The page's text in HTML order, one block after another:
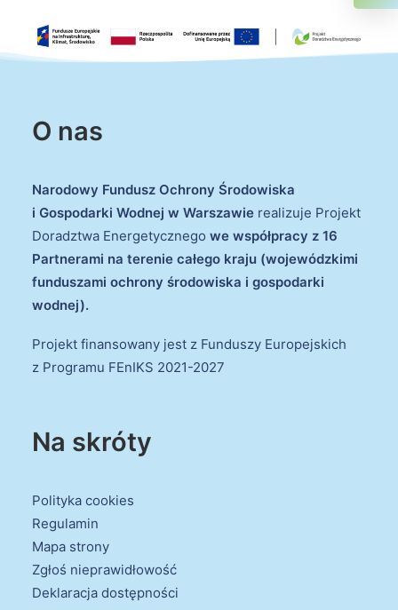
O nas
Narodowy Fundusz Ochrony Środowiska
i Gospodarki Wodnej w Warszawie realizuje Projekt
Doradztwa Energetycznego we współpracy z 16
Partnerami na terenie całego kraju (wojewódzkimi
funduszami ochrony środowiska i gospodarki
wodnej).
Projekt finansowany jest z Funduszy Europejskich
z Programu FEnIKS 2021-2027
Na skróty
Polityka cookies
Regulamin
Mapa strony
Zgłoś nieprawidłowość
Deklaracja dostępności